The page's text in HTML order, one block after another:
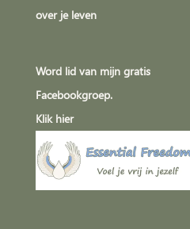
over je leven
Word lid van mijn gratis
Facebookgroep.
Klik hier